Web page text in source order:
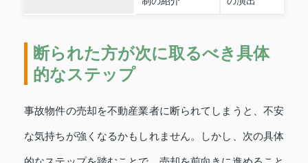
断られた方が次に取るべき具体
的なステップ
事故物件の売却を不動産業者に断られてしまうと、不安
な気持ちが強くなるかもしれません。しかし、次の具体